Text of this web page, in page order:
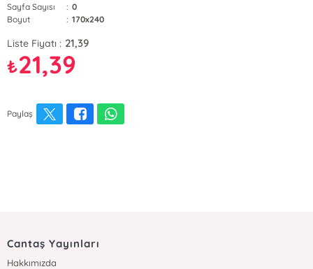
Sayfa Sayısı
: 0
Boyut
: 170x240
Liste Fiyatı : 21,39
₺21,39
Paylaş
Cantaş Yayınları
Hakkımızda